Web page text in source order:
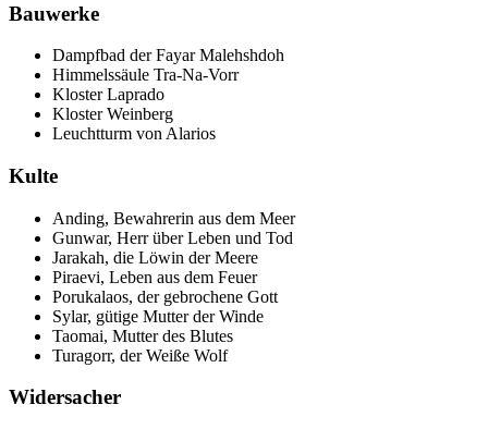
Bauwerke
Dampfbad der Fayar Malehshdoh
Himmelssäule Tra-Na-Vorr
Kloster Laprado
Kloster Weinberg
Leuchtturm von Alarios
Kulte
Anding, Bewahrerin aus dem Meer
Gunwar, Herr über Leben und Tod
Jarakah, die Löwin der Meere
Piraevi, Leben aus dem Feuer
Porukalaos, der gebrochene Gott
Sylar, gütige Mutter der Winde
Taomai, Mutter des Blutes
Turagorr, der Weiße Wolf
Widersacher